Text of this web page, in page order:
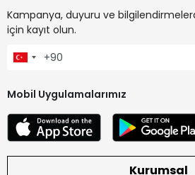
Kampanya, duyuru ve
için kayıt olun.
Mobil Uygulamalarımız
Kurumsal